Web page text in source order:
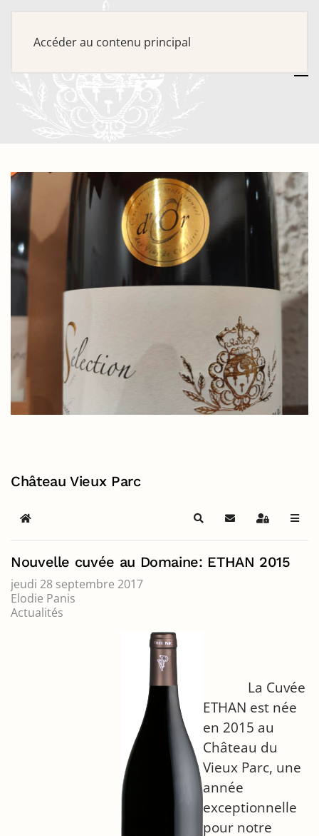
Accéder au contenu principal
Château Vieux Parc
Home SearchS'abonner au blog
Sign In
Nouvelle cuvée au Domaine: ETHAN 2015
jeudi 28 septembre 2017
Elodie Panis
Actualités
La Cuvée
ETHAN est née
en 2015 au
Château du
Vieux Parc, une
année
exceptionnelle
pour notre